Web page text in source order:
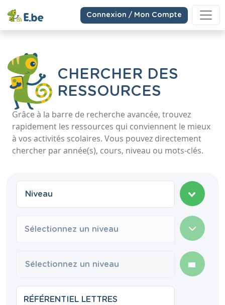
Connexion / Mon Compte
CHERCHER DES
RESSOURCES
Grâce à la barre de recherche avancée, trouvez
rapidement les ressources qui conviennent le mieux
à vos activités scolaires. Vous pouvez directement
chercher par année(s), cours, niveau ou mots-clés.
Sélectionnez un niveau